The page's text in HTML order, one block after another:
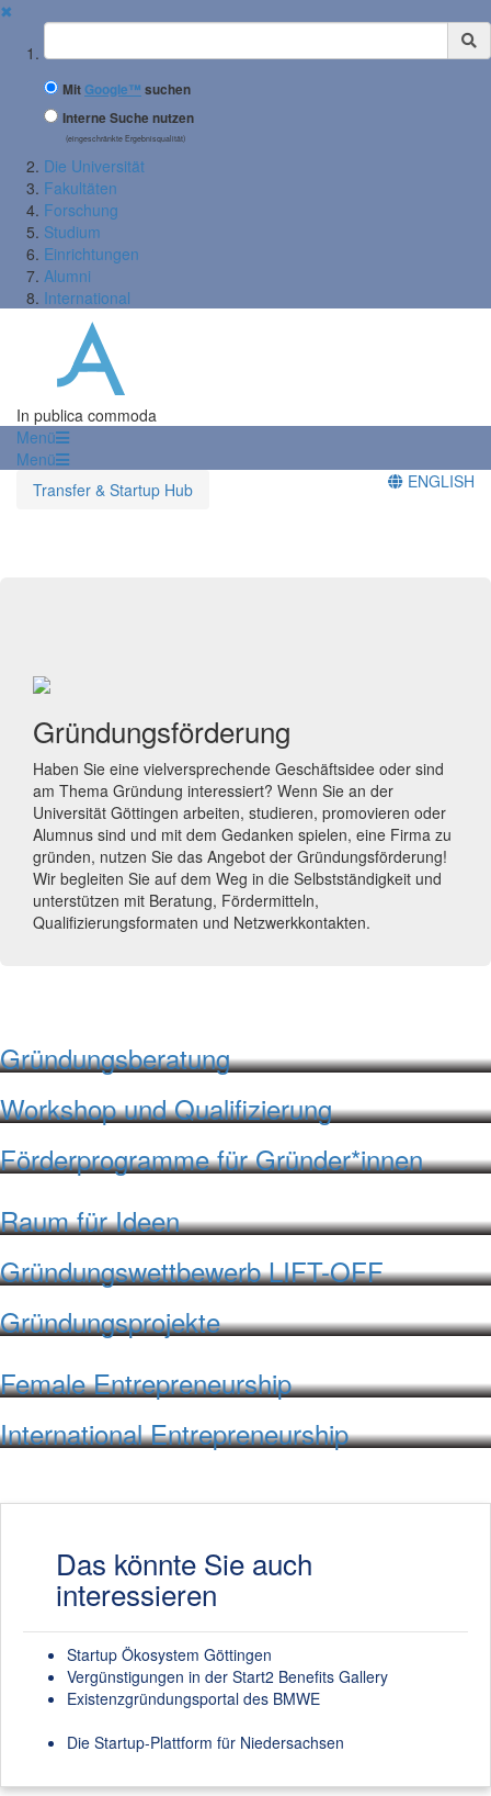
✖
Suchbegriff
MitGoogle™ suchen
Interne Suche nutzen
(eingeschränkte Ergebnisqualität)
Die Universität
Fakultäten
Forschung
Studium
Einrichtungen
Alumni
International
In publica commoda
Menü
Menü
Transfer & Startup Hub
ENGLISH
Gründungsförderung
Haben Sie eine vielversprechende Geschäftsidee oder sind
am Thema Gründung interessiert? Wenn Sie an der
Universität Göttingen arbeiten, studieren, promovieren oder
Alumnus sind und mit dem Gedanken spielen, eine Firma zu
gründen, nutzen Sie das Angebot der Gründungsförderung!
Wir begleiten Sie auf dem Weg in die Selbstständigkeit und
unterstützen mit Beratung, Fördermitteln,
Qualifizierungsformaten und Netzwerkkontakten.
Gründungsberatung
Workshop und Qualifizierung
Förderprogramme für Gründer*innen
Raum für Ideen
Gründungswettbewerb LIFT-OFF
Gründungsprojekte
Female Entrepreneurship
International Entrepreneurship
Das könnte Sie auch
interessieren
Startup Ökosystem Göttingen
Vergünstigungen in der Start2 Benefits Gallery
Existenzgründungsportal des BMWE
Die Startup-Plattform für Niedersachsen